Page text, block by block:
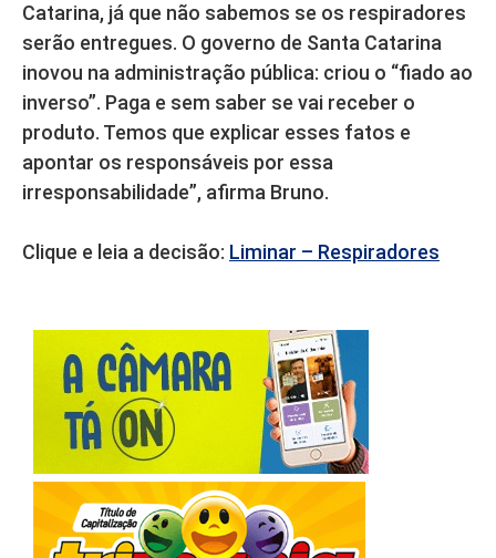
Catarina, já que não sabemos se os respiradores
serão entregues. O governo de Santa Catarina
inovou na administração pública: criou o “fiado ao
inverso”. Paga e sem saber se vai receber o
produto. Temos que explicar esses fatos e
apontar os responsáveis por essa
irresponsabilidade”, afirma Bruno.
Clique e leia a decisão: Liminar – Respiradores